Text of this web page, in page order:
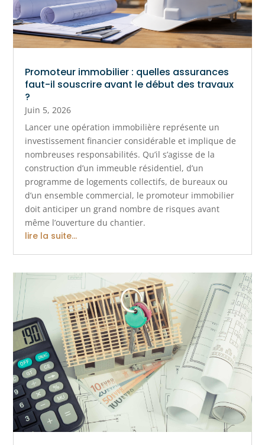
Promoteur immobilier : quelles assurances
faut-il souscrire avant le début des travaux
?
Juin 5, 2026
Lancer une opération immobilière représente un
investissement financier considérable et implique de
nombreuses responsabilités. Qu’il s’agisse de la
construction d’un immeuble résidentiel, d’un
programme de logements collectifs, de bureaux ou
d’un ensemble commercial, le promoteur immobilier
doit anticiper un grand nombre de risques avant
même l’ouverture du chantier.
lire la suite...